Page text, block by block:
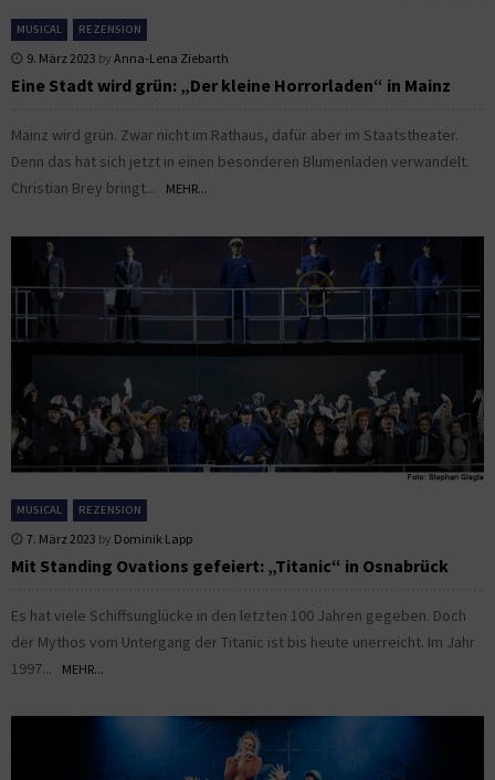
MUSICAL REZENSION
9. März 2023 by Anna-Lena Ziebarth
Eine Stadt wird grün: „Der kleine Horrorladen“ in Mainz
Mainz wird grün. Zwar nicht im Rathaus, dafür aber im Staatstheater.
Denn das hat sich jetzt in einen besonderen Blumenladen verwandelt.
Christian Brey bringt...
MEHR...
MUSICAL REZENSION
7. März 2023 by Dominik Lapp
Mit Standing Ovations gefeiert: „Titanic“ in Osnabrück
Es hat viele Schiffsunglücke in den letzten 100 Jahren gegeben. Doch
der Mythos vom Untergang der Titanic ist bis heute unerreicht. Im Jahr
1997...
MEHR...